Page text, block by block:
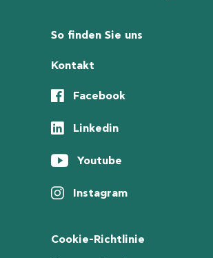
So finden Sie uns
Kontakt
Facebook
Linkedin
Youtube
Instagram
Cookie-Richtlinie